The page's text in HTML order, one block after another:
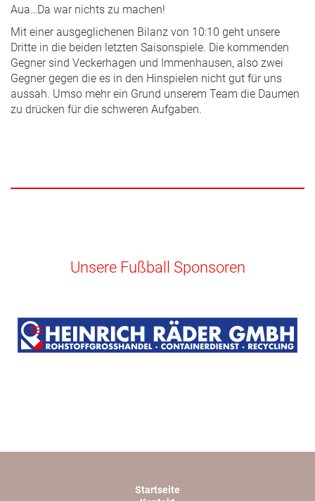
Aua…Da war nichts zu machen!
Mit einer ausgeglichenen Bilanz von 10:10 geht unsere
Dritte in die beiden letzten Saisonspiele. Die kommenden
Gegner sind Veckerhagen und Immenhausen, also zwei
Gegner gegen die es in den Hinspielen nicht gut für uns
aussah. Umso mehr ein Grund unserem Team die Daumen
zu drücken für die schweren Aufgaben.
Unsere Fußball Sponsoren
Startseite